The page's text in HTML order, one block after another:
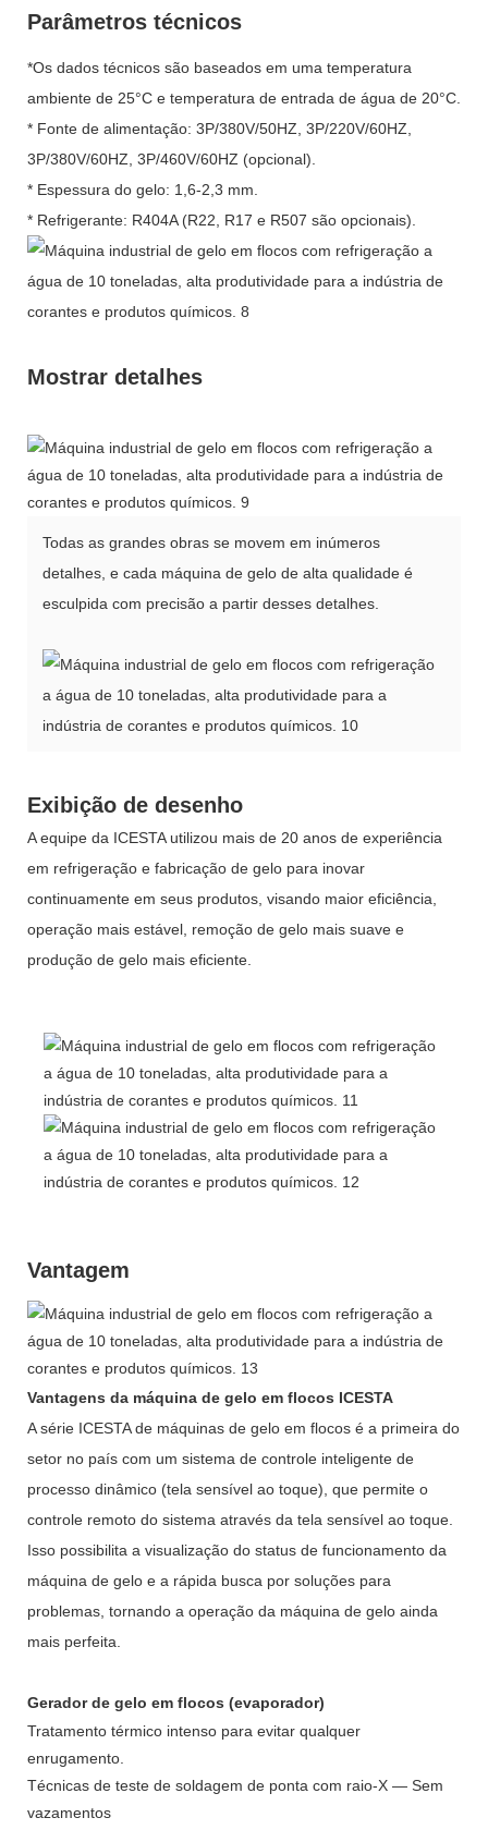
Parâmetros técnicos
*Os dados técnicos são baseados em uma temperatura
ambiente de 25°C e temperatura de entrada de água de 20°C.
* Fonte de alimentação: 3P/380V/50HZ, 3P/220V/60HZ,
3P/380V/60HZ, 3P/460V/60HZ (opcional).
* Espessura do gelo: 1,6-2,3 mm.
* Refrigerante: R404A (R22, R17 e R507 são opcionais).
Mostrar detalhes
Todas as grandes obras se movem em inúmeros
detalhes, e cada máquina de gelo de alta qualidade é
esculpida com precisão a partir desses detalhes.
Exibição de desenho
A equipe da ICESTA utilizou mais de 20 anos de experiência
em refrigeração e fabricação de gelo para inovar
continuamente em seus produtos, visando maior eficiência,
operação mais estável, remoção de gelo mais suave e
produção de gelo mais eficiente.
Vantagem
Vantagens da máquina de gelo em flocos ICESTA
A série ICESTA de máquinas de gelo em flocos é a primeira do
setor no país com um sistema de controle inteligente de
processo dinâmico (tela sensível ao toque), que permite o
controle remoto do sistema através da tela sensível ao toque.
Isso possibilita a visualização do status de funcionamento da
máquina de gelo e a rápida busca por soluções para
problemas, tornando a operação da máquina de gelo ainda
mais perfeita.
Gerador de gelo em flocos (evaporador)
Tratamento térmico intenso para evitar qualquer
enrugamento.
Técnicas de teste de soldagem de ponta com raio-X — Sem
vazamentos